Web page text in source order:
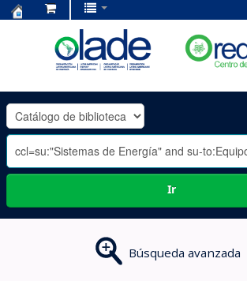
OLADE
-
Ir
Búsqueda avanzada